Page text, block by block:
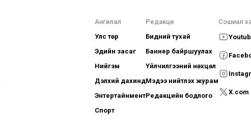
Ангилал
Улс төр
Эдийн засаг
Нийгэм
Дэлхий дахинд
Энтертайнмент
Спорт
Редакци
Бидний тухай
Баннер байршуулах
Үйлчилгээний нөхцөл
Мэдээ нийтлэх журам
Редакцийн бодлого
Сошиал
X.com